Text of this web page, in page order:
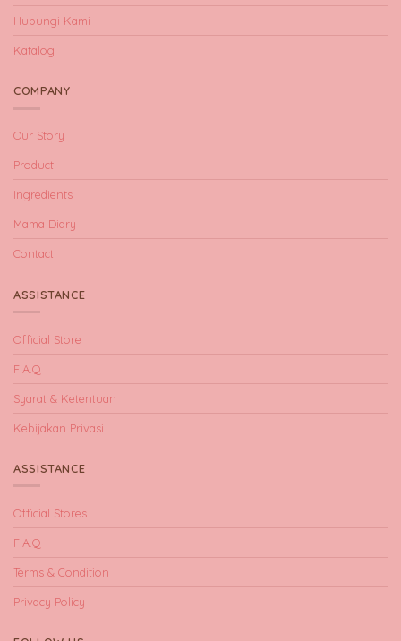
Hubungi Kami
Katalog
COMPANY
Our Story
Product
Ingredients
Mama Diary
Contact
ASSISTANCE
Official Store
F.A.Q
Syarat & Ketentuan
Kebijakan Privasi
ASSISTANCE
Official Stores
F.A.Q
Terms & Condition
Privacy Policy